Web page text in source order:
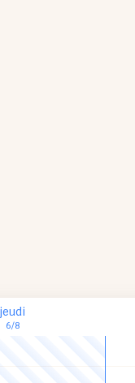
jeudi
6/8